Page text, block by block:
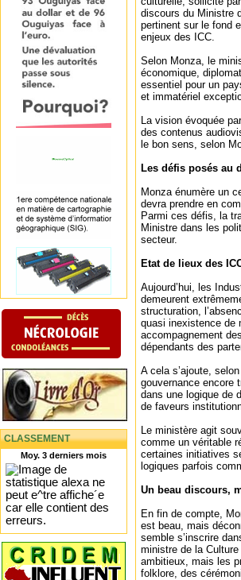
CLASSEMENT
Moy. 3 derniers mois
discours du Ministre
pertinent sur le fond
enjeux des ICC.
Selon Monza, le
économique,
essentiel pour un
et immatériel
La vision évoquée
des contenus
le bon sens, selon
Les défis posés au
Monza énumère un
devra prendre en
Parmi ces défis, la
Ministre dans les
secteur.
Etat de lieux des
Aujourd’hui, les
demeurent
structuration,
quasi inexistence de
accompagnement
dépendants des
A cela s’ajoute,
gouvernance encore
dans une logique de
de faveurs
Le ministère agit
comme un véritable
certaines initiatives
logiques parfois
Un beau discours,
En fin de compte,
est beau, mais
semble s’inscrire
ministre de la
ambitieux, mais les
folklore, des